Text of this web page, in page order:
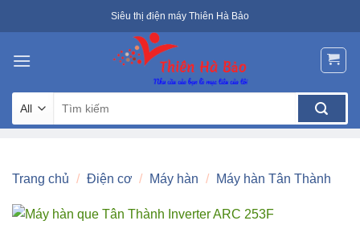
to
Siêu thị điện máy Thiên Hà Bảo
kiếm:
Trang chủ / Điện cơ / Máy hàn / Máy hàn Tân Thành